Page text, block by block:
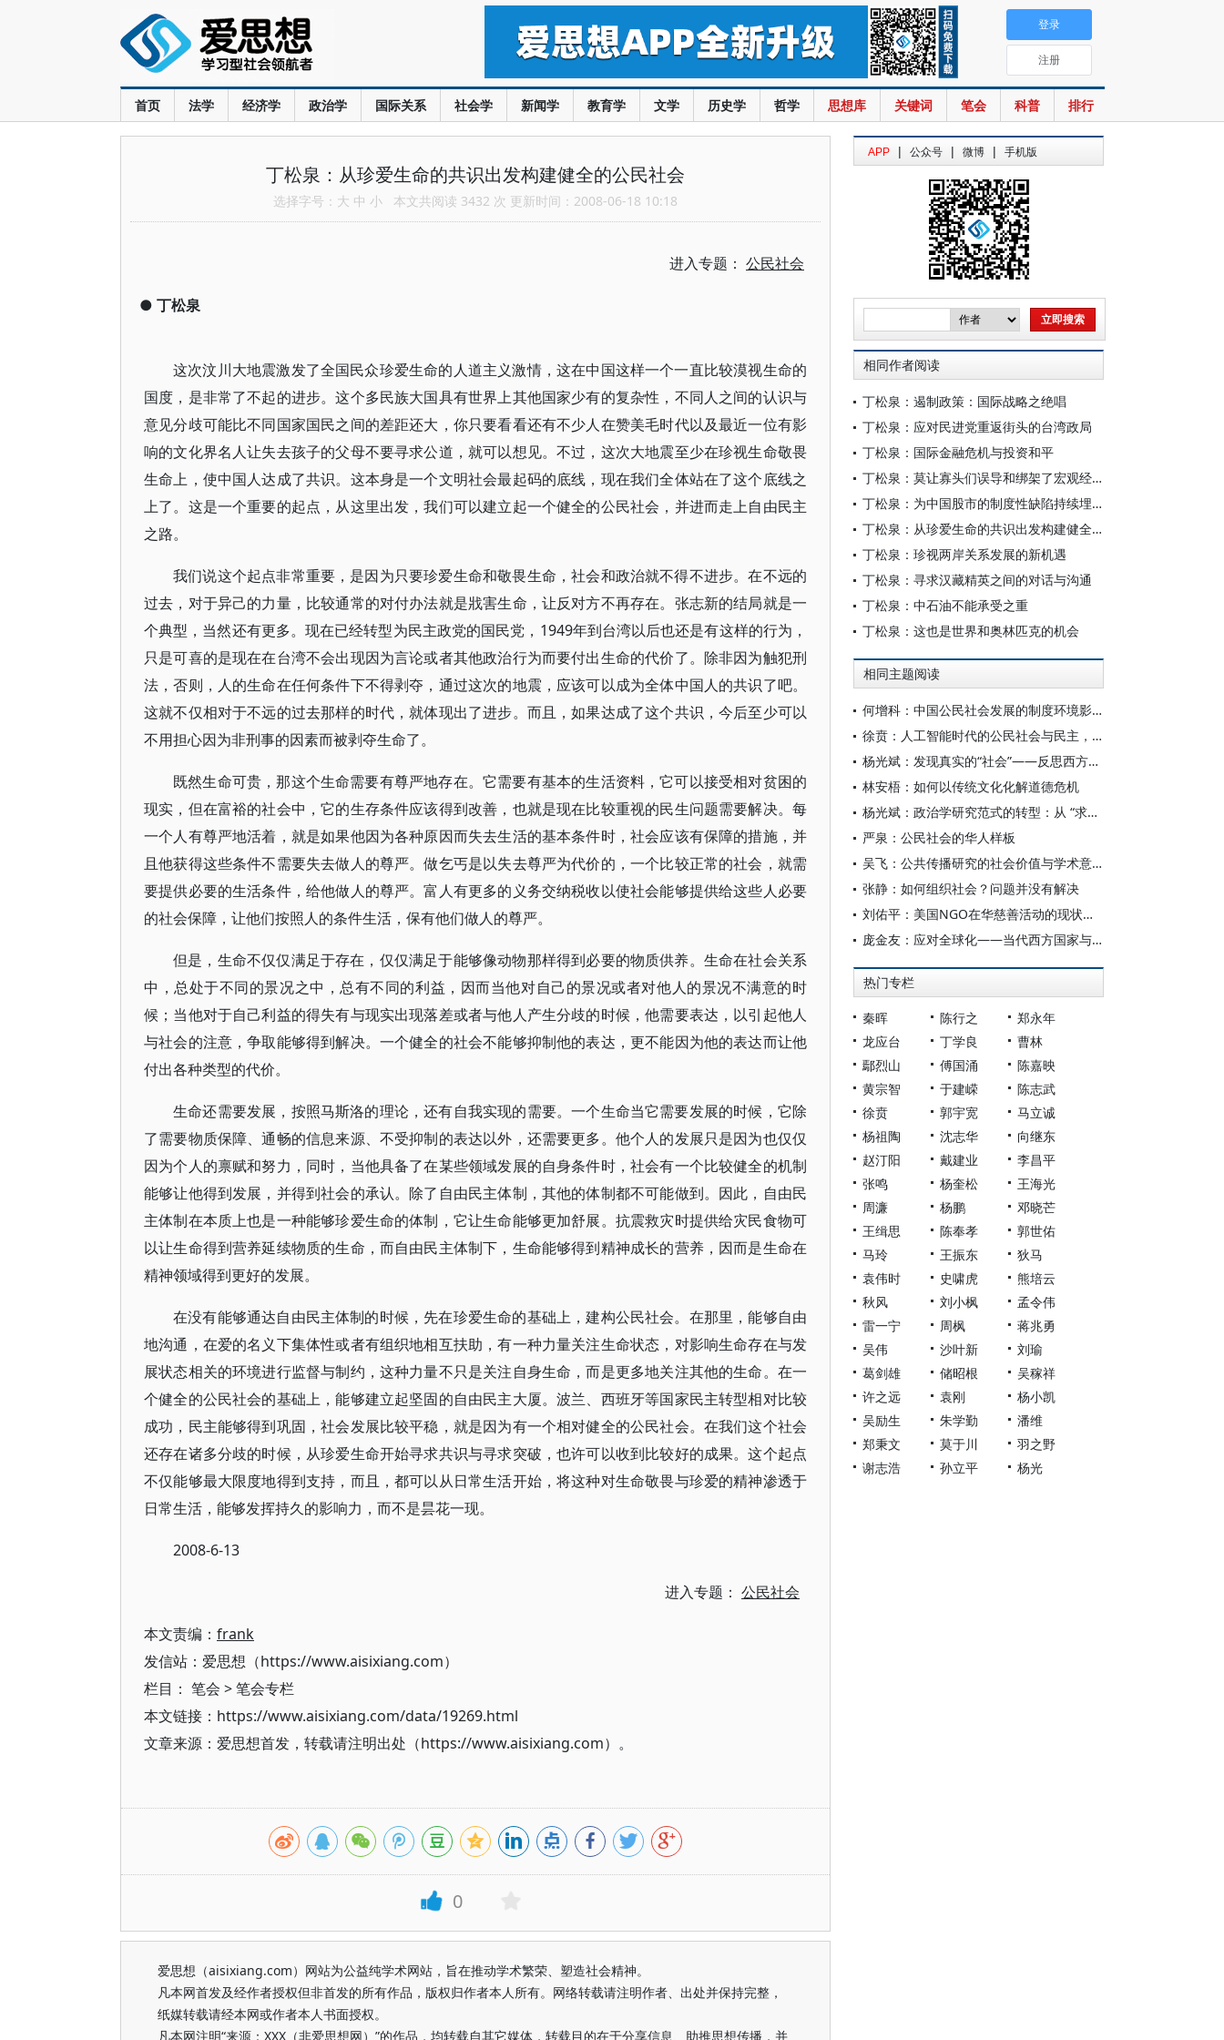
首页 法学 经济学 政治学 国际关系 社会学 新闻学 教育学 文学 历史学 哲学 思想库 关键词 笔会 科普 排行
登录
注册
丁松泉：从珍爱生命的共识出发构建健全的公民社会
选择字号： 大 中 小 本文共阅读 3432 次 更新时间：2008-06-18 10:18
进入专题： 公民社会
● 丁松泉
这次汶川大地震激发了全国民众珍爱生命的人道主义激情，这在中国这样一个一直比较漠视生命的
国度，是非常了不起的进步。这个多民族大国具有世界上其他国家少有的复杂性，不同人之间的认识与
意见分歧可能比不同国家国民之间的差距还大，你只要看看还有不少人在赞美毛时代以及最近一位有影
响的文化界名人让失去孩子的父母不要寻求公道，就可以想见。不过，这次大地震至少在珍视生命敬畏
生命上，使中国人达成了共识。这本身是一个文明社会最起码的底线，现在我们全体站在了这个底线之
上了。这是一个重要的起点，从这里出发，我们可以建立起一个健全的公民社会，并进而走上自由民主
之路。
我们说这个起点非常重要，是因为只要珍爱生命和敬畏生命，社会和政治就不得不进步。在不远的
过去，对于异己的力量，比较通常的对付办法就是戕害生命，让反对方不再存在。张志新的结局就是一
个典型，当然还有更多。现在已经转型为民主政党的国民党，1949年到台湾以后也还是有这样的行为，
只是可喜的是现在在台湾不会出现因为言论或者其他政治行为而要付出生命的代价了。除非因为触犯刑
法，否则，人的生命在任何条件下不得剥夺，通过这次的地震，应该可以成为全体中国人的共识了吧。
这就不仅相对于不远的过去那样的时代，就体现出了进步。而且，如果达成了这个共识，今后至少可以
不用担心因为非刑事的因素而被剥夺生命了。
既然生命可贵，那这个生命需要有尊严地存在。它需要有基本的生活资料，它可以接受相对贫困的
现实，但在富裕的社会中，它的生存条件应该得到改善，也就是现在比较重视的民生问题需要解决。每
一个人有尊严地活着，就是如果他因为各种原因而失去生活的基本条件时，社会应该有保障的措施，并
且他获得这些条件不需要失去做人的尊严。做乞丐是以失去尊严为代价的，一个比较正常的社会，就需
要提供必要的生活条件，给他做人的尊严。富人有更多的义务交纳税收以使社会能够提供给这些人必要
的社会保障，让他们按照人的条件生活，保有他们做人的尊严。
但是，生命不仅仅满足于存在，仅仅满足于能够像动物那样得到必要的物质供养。生命在社会关系
中，总处于不同的景况之中，总有不同的利益，因而当他对自己的景况或者对他人的景况不满意的时
候；当他对于自己利益的得失有与现实出现落差或者与他人产生分歧的时候，他需要表达，以引起他人
与社会的注意，争取能够得到解决。一个健全的社会不能够抑制他的表达，更不能因为他的表达而让他
付出各种类型的代价。
生命还需要发展，按照马斯洛的理论，还有自我实现的需要。一个生命当它需要发展的时候，它除
了需要物质保障、通畅的信息来源、不受抑制的表达以外，还需要更多。他个人的发展只是因为也仅仅
因为个人的禀赋和努力，同时，当他具备了在某些领域发展的自身条件时，社会有一个比较健全的机制
能够让他得到发展，并得到社会的承认。除了自由民主体制，其他的体制都不可能做到。因此，自由民
主体制在本质上也是一种能够珍爱生命的体制，它让生命能够更加舒展。抗震救灾时提供给灾民食物可
以让生命得到营养延续物质的生命，而自由民主体制下，生命能够得到精神成长的营养，因而是生命在
精神领域得到更好的发展。
在没有能够通达自由民主体制的时候，先在珍爱生命的基础上，建构公民社会。在那里，能够自由
地沟通，在爱的名义下集体性或者有组织地相互扶助，有一种力量关注生命状态，对影响生命存在与发
展状态相关的环境进行监督与制约，这种力量不只是关注自身生命，而是更多地关注其他的生命。在一
个健全的公民社会的基础上，能够建立起坚固的自由民主大厦。波兰、西班牙等国家民主转型相对比较
成功，民主能够得到巩固，社会发展比较平稳，就是因为有一个相对健全的公民社会。在我们这个社会
还存在诸多分歧的时候，从珍爱生命开始寻求共识与寻求突破，也许可以收到比较好的成果。这个起点
不仅能够最大限度地得到支持，而且，都可以从日常生活开始，将这种对生命敬畏与珍爱的精神渗透于
日常生活，能够发挥持久的影响力，而不是昙花一现。
2008-6-13
进入专题： 公民社会
本文责编： frank
发信站：爱思想（https://www.aisixiang.com）
栏目： 笔会 >笔会专栏
本文链接：https://www.aisixiang.com/data/19269.html
文章来源：爱思想首发，转载请注明出处（https://www.aisixiang.com）。
0
爱思想（aisixiang.com）网站为公益纯学术网站，旨在推动学术繁荣、塑造社会精神。
凡本网首发及经作者授权但非首发的所有作品，版权归作者本人所有。网络转载请注明作者、出处并保持完整，
纸媒转载请经本网或作者本人书面授权。
凡本网注明“来源：XXX（非爱思想网）”的作品，均转载自其它媒体，转载目的在于分享信息、助推思想传播，并
APP | 公众号 | 微博 | 手机版
相同作者阅读
丁松泉：遏制政策：国际战略之绝唱
丁松泉：应对民进党重返街头的台湾政局
丁松泉：国际金融危机与投资和平
丁松泉：莫让寡头们误导和绑架了宏观经济政策
丁松泉：为中国股市的制度性缺陷持续埋单
丁松泉：从珍爱生命的共识出发构建健全的公民社会
丁松泉：珍视两岸关系发展的新机遇
丁松泉：寻求汉藏精英之间的对话与沟通
丁松泉：中石油不能承受之重
丁松泉：这也是世界和奥林匹克的机会
相同主题阅读
何增科：中国公民社会发展的制度环境影响评估
徐贲：人工智能时代的公民社会与民主，面临怎样的机遇与挑战？
杨光斌：发现真实的“社会”——反思西方治理理论的本体论假设
林安梧：如何以传统文化化解道德危机
杨光斌：政治学研究范式的转型：从 “求变” 到 “求治” ———政治学学科史的视角
严泉：公民社会的华人样板
吴飞：公共传播研究的社会价值与学术意义探析
张静：如何组织社会？问题并没有解决
刘佑平：美国NGO在华慈善活动的现状和影响
庞金友：应对全球化——当代西方国家与社会关系理论的新趋向
热门专栏
秦晖 陈行之
郑永年
龙应台
丁学良
曹林
鄢烈山
傅国涌
陈嘉映
黄宗智
于建嵘
陈志武
徐贲
郭宇宽
马立诚
杨祖陶
沈志华
向继东
赵汀阳
戴建业
李昌平
张鸣
杨奎松
王海光
周濂
杨鹏
邓晓芒
王缉思
陈奉孝
郭世佑
马玲
王振东
狄马
袁伟时
史啸虎
熊培云
秋风
刘小枫
孟令伟
雷一宁
周枫
蒋兆勇
吴伟
沙叶新
刘瑜
葛剑雄
储昭根
吴稼祥
许之远
袁刚
杨小凯
吴励生
朱学勤
潘维
郑秉文
莫于川
羽之野
谢志浩
孙立平 杨光